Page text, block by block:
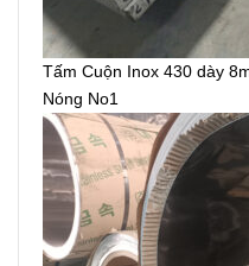
Tấm Cuộn Inox 430 dày
Nóng No1